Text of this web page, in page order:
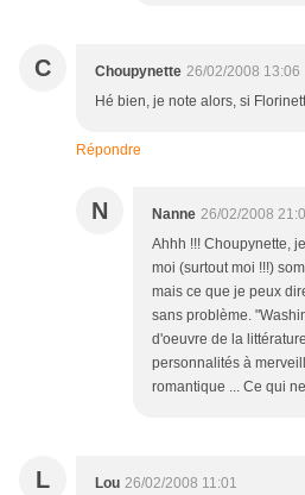
C Choupynette 26/02/2008 13:06
Hé bien, je note alors, si
Répondre
N Nanne 26/02/2008
Ahhh !!! Choupynette,
moi (surtout moi !!!)
mais ce que je peux
sans problème.
d'oeuvre de la
personnalités à
romantique ... Ce qui
L Lou 26/02/2008 11:01